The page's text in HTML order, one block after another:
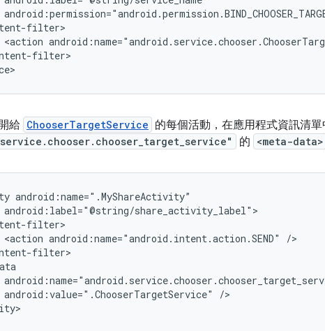
<action
filter>
給 ChooserTargetService 的每個活動，在應用程式資訊清
的 <meta-data>
<action android:name="android.intent.action.SEND"
filter>
android:value=".ChooserTargetService"
/>